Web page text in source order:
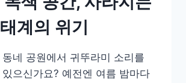
계의 위기
네 공원에서 귀뚜라미 소리를
으신가요? 예전엔 여름 밤마다